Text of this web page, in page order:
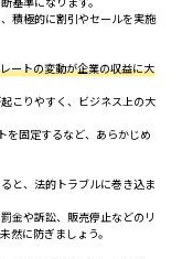
積極的に割引やセールを実施
ートの変動が企業の収益に大
こりやすく、ビジネス上の大
を固定するなど、あらかじめ
と、法的トラブルに巻き込ま
金や訴訟、販売停止などのリ
然に防ぎましょう。